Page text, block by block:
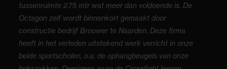
tussenruimte 2.75 mtr wat meer dan voldoende is. De
Octagon zelf wordt binnenkort gemaakt door
constructie bedrijf Brouwer te Naarden. Deze firma
heeft in het verleden uitstekend werk verricht in onze
beide sportscholen, o.a. de ophangbeugels van onze